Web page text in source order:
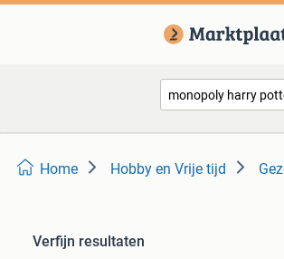
Home Hobby en Vrije tijd
Verfijn resultaten